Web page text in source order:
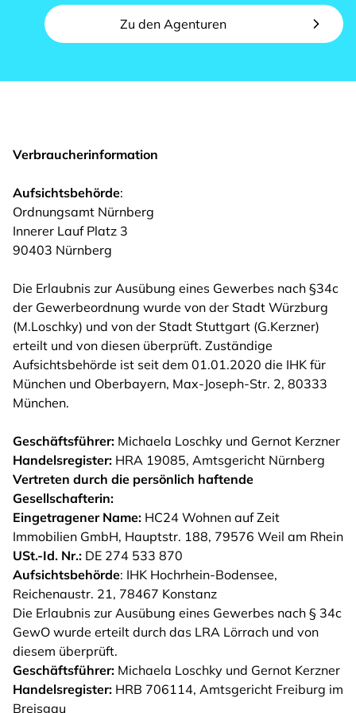
Zu den Agenturen
Verbraucherinformation
Aufsichtsbehörde:
Ordnungsamt Nürnberg
Innerer Lauf Platz 3
90403 Nürnberg
Die Erlaubnis zur Ausübung eines Gewerbes nach §34c
der Gewerbeordnung wurde von der Stadt Würzburg
(M.Loschky) und von der Stadt Stuttgart (G.Kerzner)
erteilt und von diesen überprüft. Zuständige
Aufsichtsbehörde ist seit dem 01.01.2020 die IHK für
München und Oberbayern, Max-Joseph-Str. 2, 80333
München.
Geschäftsführer: Michaela Loschky und Gernot Kerzner
Handelsregister: HRA 19085, Amtsgericht Nürnberg
Vertreten durch die persönlich haftende
Gesellschafterin:
Eingetragener Name: HC24 Wohnen auf Zeit
Immobilien GmbH, Hauptstr. 188, 79576 Weil am Rhein
USt.-Id. Nr.: DE 274 533 870
Aufsichtsbehörde: IHK Hochrhein-Bodensee,
Reichenaustr. 21, 78467 Konstanz
Die Erlaubnis zur Ausübung eines Gewerbes nach § 34c
GewO wurde erteilt durch das LRA Lörrach und von
diesem überprüft.
Geschäftsführer: Michaela Loschky und Gernot Kerzner
Handelsregister: HRB 706114, Amtsgericht Freiburg im
Breisgau